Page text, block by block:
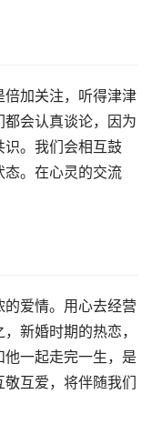
加关注，听得津津
会认真谈论，因为
识。我们会相互鼓
态。在心灵的交流
爱情。用心去经营
新婚时期的热恋，
一起走完一生，是
互爱，将伴随我们